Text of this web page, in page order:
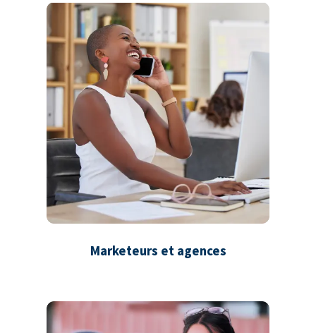
Marketeurs et agences